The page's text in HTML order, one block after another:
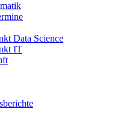
Data Science
IT